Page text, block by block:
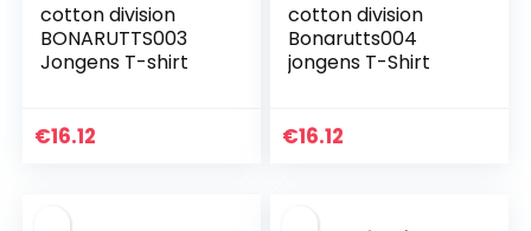
cotton division
BONARUTTS003
Jongens T-shirt
€16.12
cotton division
Bonarutts004
jongens T-Shirt
€16.12